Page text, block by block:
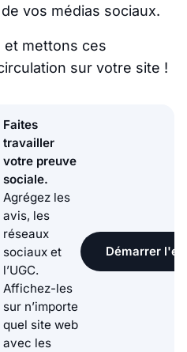
vos médias sociaux.
et mettons ces
sur votre site !
Faites
travailler
votre preuve
sociale.
Agrégez les
avis, les
réseaux
sociaux et
l’UGC.
Affichez-les
sur n’importe
quel site web
avec les
Démarrer